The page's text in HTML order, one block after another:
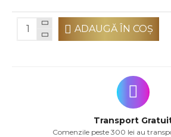
ADAUGĂ ÎN COŞ
Transport
Comenzile peste 300 lei au